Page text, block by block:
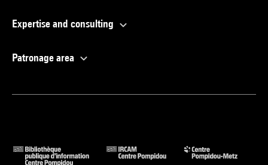
Expertise and consulting
Patronage area